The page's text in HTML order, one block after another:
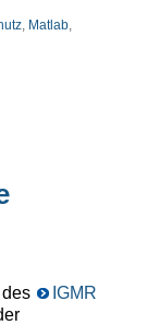
, Matlab,
IGMR